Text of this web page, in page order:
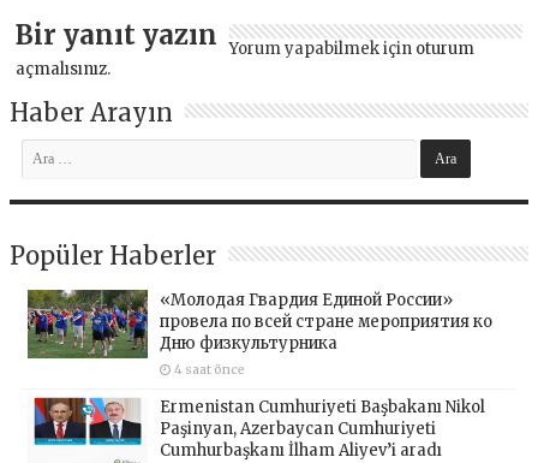
Bir yanıt yazın Yorum yapabilmek için oturum
açmalısınız.
Haber Arayın
Popüler Haberler
«Молодая Гвардия Единой России»
провела по всей стране мероприятия ко
Дню физкультурника
4 saat önce
Ermenistan Cumhuriyeti Başbakanı Nikol
Paşinyan, Azerbaycan Cumhuriyeti
Cumhurbaşkanı İlham Aliyev’i aradı